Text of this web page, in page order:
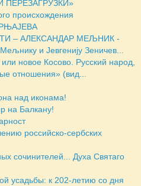
ПЕРЕЗАГРУЗКИ»
происхождения
– АЛЕКСАНДАР МЕЉНИК -
и Јевгенију Зеничев...
новое Косово. Русский народ,
отношения» (вид...
над иконама!
на Балкану!
российско-сербских
сочинителей... Духа Святаго
усадьбы: к 202-летию со дня